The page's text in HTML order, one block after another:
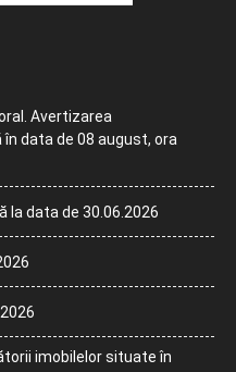
Avertizarea
data de 08 august, ora
data de 30.06.2026
imobilelor situate în